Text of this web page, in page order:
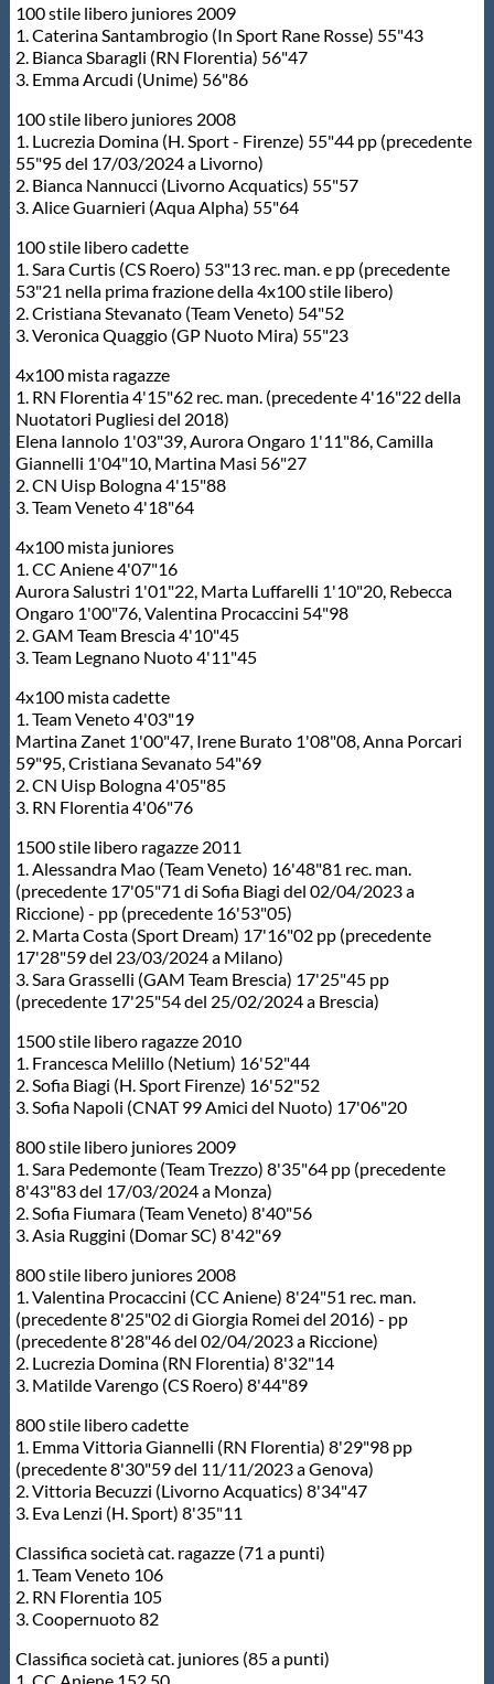
100 stile libero juniores 2009
1. Caterina Santambrogio (In Sport Rane Rosse) 55"43
2. Bianca Sbaragli (RN Florentia) 56"47
3. Emma Arcudi (Unime) 56"86
100 stile libero juniores 2008
1. Lucrezia Domina (H. Sport - Firenze) 55"44 pp (precedente
55"95 del 17/03/2024 a Livorno)
2. Bianca Nannucci (Livorno Acquatics) 55"57
3. Alice Guarnieri (Aqua Alpha) 55"64
100 stile libero cadette
1. Sara Curtis (CS Roero) 53"13 rec. man. e pp (precedente
53"21 nella prima frazione della 4x100 stile libero)
2. Cristiana Stevanato (Team Veneto) 54"52
3. Veronica Quaggio (GP Nuoto Mira) 55"23
4x100 mista ragazze
1. RN Florentia 4'15"62 rec. man. (precedente 4'16"22 della
Nuotatori Pugliesi del 2018)
Elena Iannolo 1'03"39, Aurora Ongaro 1'11"86, Camilla
Giannelli 1'04"10, Martina Masi 56"27
2. CN Uisp Bologna 4'15"88
3. Team Veneto 4'18"64
4x100 mista juniores
1. CC Aniene 4'07"16
Aurora Salustri 1'01"22, Marta Luffarelli 1'10"20, Rebecca
Ongaro 1'00"76, Valentina Procaccini 54"98
2. GAM Team Brescia 4'10"45
3. Team Legnano Nuoto 4'11"45
4x100 mista cadette
1. Team Veneto 4'03"19
Martina Zanet 1'00"47, Irene Burato 1'08"08, Anna Porcari
59"95, Cristiana Sevanato 54"69
2. CN Uisp Bologna 4'05"85
3. RN Florentia 4'06"76
1500 stile libero ragazze 2011
1. Alessandra Mao (Team Veneto) 16'48"81 rec. man.
(precedente 17'05"71 di Sofia Biagi del 02/04/2023 a
Riccione) - pp (precedente 16'53"05)
2. Marta Costa (Sport Dream) 17'16"02 pp (precedente
17'28"59 del 23/03/2024 a Milano)
3. Sara Grasselli (GAM Team Brescia) 17'25"45 pp
(precedente 17'25"54 del 25/02/2024 a Brescia)
1500 stile libero ragazze 2010
1. Francesca Melillo (Netium) 16'52"44
2. Sofia Biagi (H. Sport Firenze) 16'52"52
3. Sofia Napoli (CNAT 99 Amici del Nuoto) 17'06"20
800 stile libero juniores 2009
1. Sara Pedemonte (Team Trezzo) 8'35"64 pp (precedente
8'43"83 del 17/03/2024 a Monza)
2. Sofia Fiumara (Team Veneto) 8'40"56
3. Asia Ruggini (Domar SC) 8'42"69
800 stile libero juniores 2008
1. Valentina Procaccini (CC Aniene) 8'24"51 rec. man.
(precedente 8'25"02 di Giorgia Romei del 2016) - pp
(precedente 8'28"46 del 02/04/2023 a Riccione)
2. Lucrezia Domina (RN Florentia) 8'32"14
3. Matilde Varengo (CS Roero) 8'44"89
800 stile libero cadette
1. Emma Vittoria Giannelli (RN Florentia) 8'29"98 pp
(precedente 8'30"59 del 11/11/2023 a Genova)
2. Vittoria Becuzzi (Livorno Acquatics) 8'34"47
3. Eva Lenzi (H. Sport) 8'35"11
Classifica società cat. ragazze (71 a punti)
1. Team Veneto 106
2. RN Florentia 105
3. Coopernuoto 82
Classifica società cat. juniores (85 a punti)